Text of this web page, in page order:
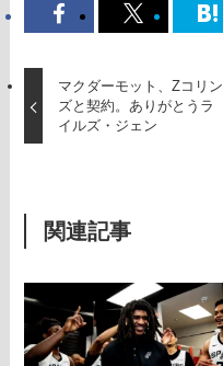
マクダーモット、Zコリン
ズと契約。ありがとうラ
イルズ・ジェン
関連記事